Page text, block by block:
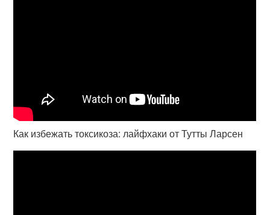
Как избежать токсикоза: лайфхаки от Тутты Ларсен